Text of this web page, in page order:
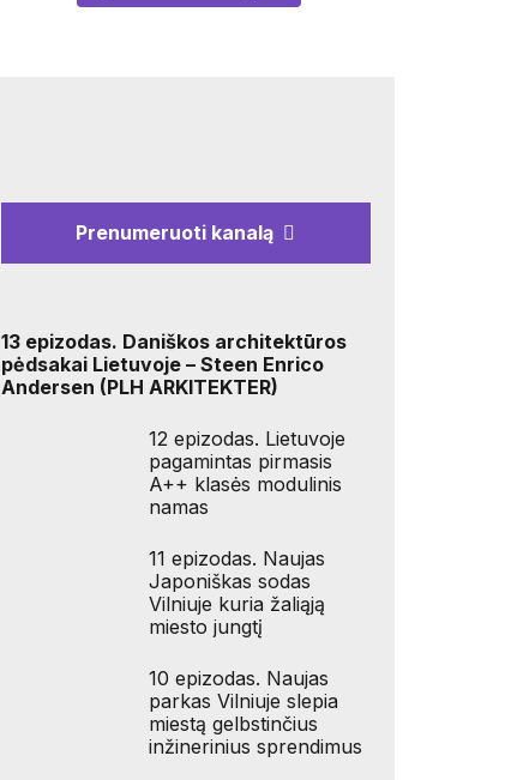
Prenumeruoti kanalą
13 epizodas. Daniškos architektūros
pėdsakai Lietuvoje – Steen Enrico
Andersen (PLH ARKITEKTER)
12 epizodas. Lietuvoje
pagamintas pirmasis
A++ klasės modulinis
namas
11 epizodas. Naujas
Japoniškas sodas
Vilniuje kuria žaliąją
miesto jungtį
10 epizodas. Naujas
parkas Vilniuje slepia
miestą gelbstinčius
inžinerinius sprendimus